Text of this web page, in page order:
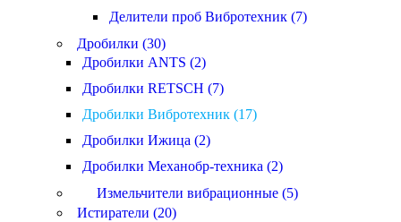
Делители проб Вибротехник (7)
Дробилки (30)
Дробилки ANTS (2)
Дробилки RETSCH (7)
Дробилки Вибротехник (17)
Дробилки Ижица (2)
Дробилки Механобр-техника (2)
Измельчители вибрационные (5)
Истиратели (20)